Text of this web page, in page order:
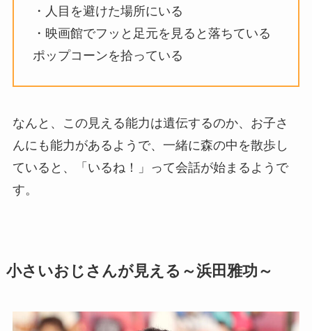
・人目を避けた場所にいる
・映画館でフッと足元を見ると落ちている
ポップコーンを拾っている
なんと、この見える能力は遺伝するのか、お子さ
んにも能力があるようで、一緒に森の中を散歩し
ていると、「いるね！」って会話が始まるようで
す。
小さいおじさんが見える～浜田雅功～